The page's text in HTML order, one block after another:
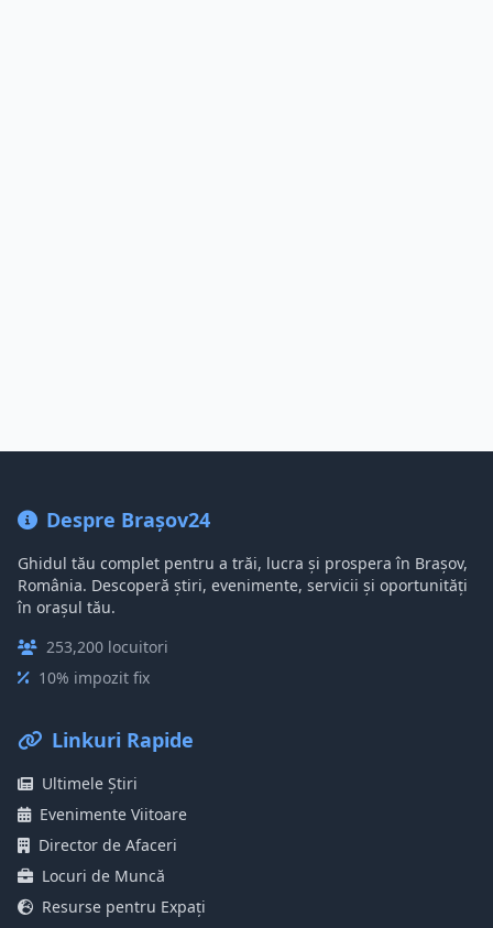
Despre Brașov24
Ghidul tău complet pentru a trăi, lucra și prospera în Brașov,
România. Descoperă știri, evenimente, servicii și oportunități
în orașul tău.
253,200 locuitori
10% impozit fix
Linkuri Rapide
Ultimele Știri
Evenimente Viitoare
Director de Afaceri
Locuri de Muncă
Resurse pentru Expați